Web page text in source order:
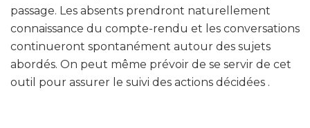
passage. Les absents prendront naturellement
connaissance du compte-rendu et les conversations
continueront spontanément autour des sujets
abordés. On peut même prévoir de se servir de cet
outil pour assurer le suivi des actions décidées .